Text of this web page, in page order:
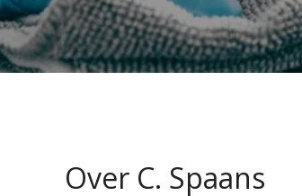
Over C. Spaans